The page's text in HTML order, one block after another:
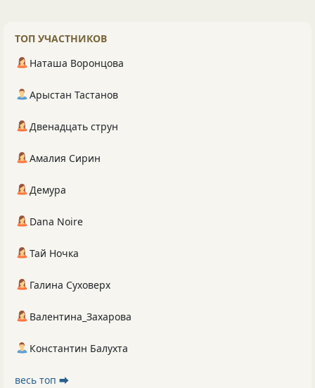
ТОП УЧАСТНИКОВ
Наташа Воронцова
Арыстан Тастанов
Двенадцать струн
Амалия Сирин
Демура
Dana Noire
Тай Ночка
Галина Суховерх
Валентина_Захарова
Константин Балухта
весь топ ⮕